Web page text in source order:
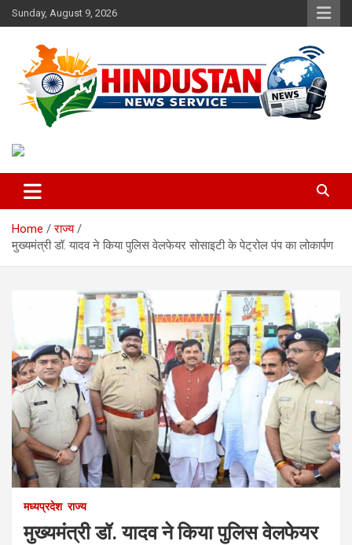
Skip
to
Sunday, August 9, 2026
Hindustan News Service
Home
राज्य
मुख्यमंत्री डॉ. यादव ने किया पुलिस वेलफेयर सोसाइटी के पेट्रोल पंप का लोकार्पण
मध्यप्रदेश राज्य
मुख्यमंत्री डॉ. यादव ने किया पुलिस वेलफेयर